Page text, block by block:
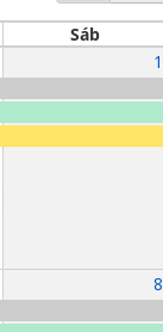
Sáb
1
8